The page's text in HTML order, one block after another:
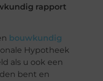
rapport
bouwkundig
Hypotheek
als u ook een
bent en